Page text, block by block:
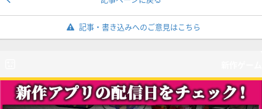
記事・書き込みへのご意見はこちら